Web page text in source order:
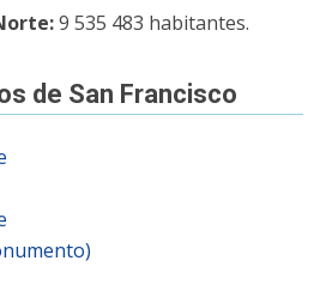
9 535 483 habitantes.
de San Francisco